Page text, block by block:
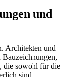
und
Architekten und
Bauzeichnungen,
die sowohl für die
sind.